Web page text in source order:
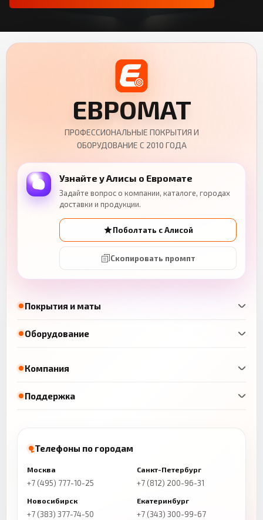
Покрытия и маты
Оборудование
ЕВРОМАТ
ПРОФЕССИОНАЛЬНЫЕ ПОКРЫТИЯ И
ОБОРУДОВАНИЕ С 2010 ГОДА
Узнайте у Алисы о Евромате
Задайте вопрос о компании, каталоге, городах
доставки и продукции.
Поболтать с Алисой
Скопировать промпт
Компания
Поддержка
Телефоны по городам
Москва
+7 (495) 777-10-25
Санкт-Петербург
+7 (812) 200-96-31
Новосибирск
+7 (383) 377-74-50
Екатеринбург
+7 (343) 300-99-67